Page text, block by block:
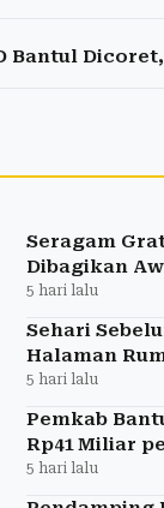
Bantul
Seragam
Dibagikan
5 hari lalu
Sehari
Halaman
5 hari lalu
Pemkab
Rp41 Miliar
5 hari lalu